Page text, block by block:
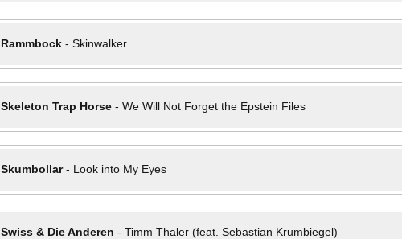
Rammbock- Skinwalker
Skeleton Trap Horse- We Will Not Forget the Epstein Files
Skumbollar- Look into My Eyes
Swiss & Die Anderen - Timm Thaler (feat. Sebastian Krumbiegel)